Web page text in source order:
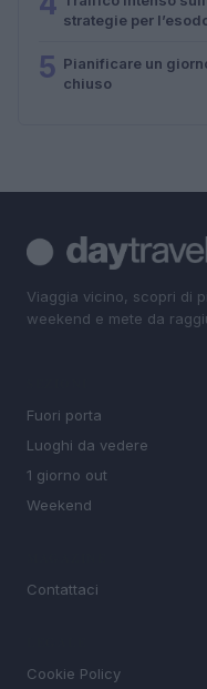
strategie per
5 Pianificare un
chiuso
Viaggia vicino, scopri di
weekend e mete da
Fuori porta
Luoghi da vedere
1 giorno out
Weekend
Contattaci
Cookie Policy